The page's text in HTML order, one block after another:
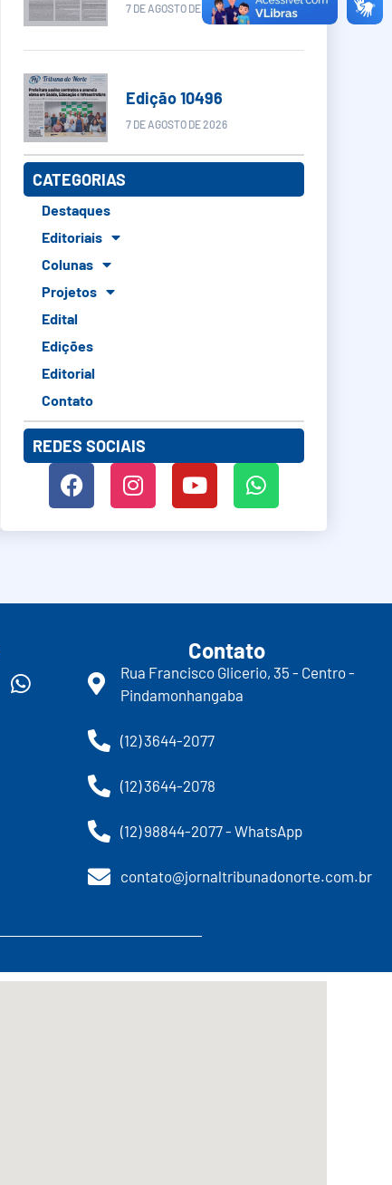
7 DE AGOSTO DE 2026
Edição 10496
7 DE AGOSTO DE 2026
CATEGORIAS
Destaques
Editoriais
Colunas
Projetos
Edital
Edições
Editorial
Contato
REDES SOCIAIS
Contato
Rua Francisco Glicerio, 35 - Centro -
Pindamonhangaba
(12) 3644-2077
(12) 3644-2078
(12) 98844-2077 - WhatsApp
contato@jornaltribunadonorte.com.br